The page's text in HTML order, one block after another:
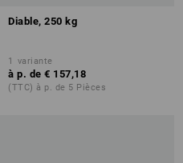
Diable, 250 kg
1 variante
à p. de € 157,18
(TTC) à p. de 5 Pièces